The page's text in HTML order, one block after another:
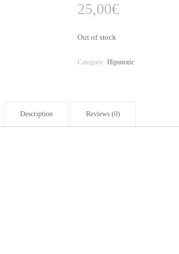
25,00€
Out of stock
Category: Hipsnotic
Description Reviews (0)